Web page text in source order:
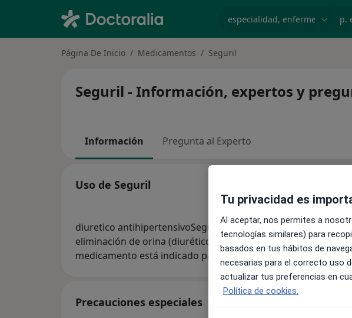
Página De Inicio Medicamentos Seguril
Seguril - Información, expertos y
Información Pregunta al Experto
Uso de Seguril
diuretico antihipertensivoSeguril 40 mg comprimidos, es un
eliminación de orina (diurético) y reduciendo la presión
medicamento está indicado para...ver más
Precauciones especiales
Tu privacidad es
Al aceptar, nos permites a
tecnologías similares) para
basados en tus hábitos de
necesarias para el correcto uso
actualizar tus preferencias en
Política de cookies.